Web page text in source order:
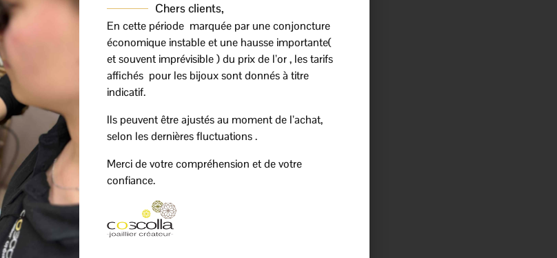
Chers clients,
En cette période marquée par une conjoncture
économique instable et une hausse importante(
et souvent imprévisible ) du prix de l’or , les tarifs
affichés pour les bijoux sont donnés à titre
indicatif.
Ils peuvent être ajustés au moment de l’achat,
selon les dernières fluctuations .
Merci de votre compréhension et de votre
confiance.